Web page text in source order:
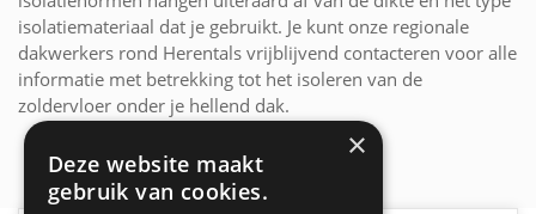
isolatiemateriaal dat je gebruikt. Je kunt onze regionale
dakwerkers rond Herentals vrijblijvend contacteren voor alle
informatie met betrekking tot het isoleren van de
zoldervloer onder je hellend dak.
×
Deze website maakt
gebruik van cookies.